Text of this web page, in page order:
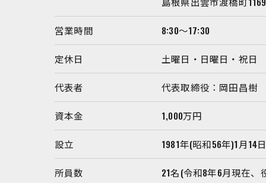
営業時間 8:30～17:30
定休日 土曜日・日曜日・祝日
代表者 代表取締役：岡田昌樹
資本金 1,000万円
設立 1981年(昭和56年)1月14日
所員数 21名(令和8年6月現在、